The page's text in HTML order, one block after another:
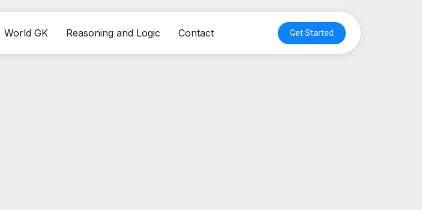
World GK Reasoning and Logic Contact Get Started